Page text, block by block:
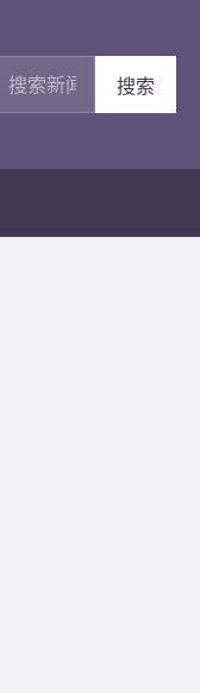
搜索新闻
搜索